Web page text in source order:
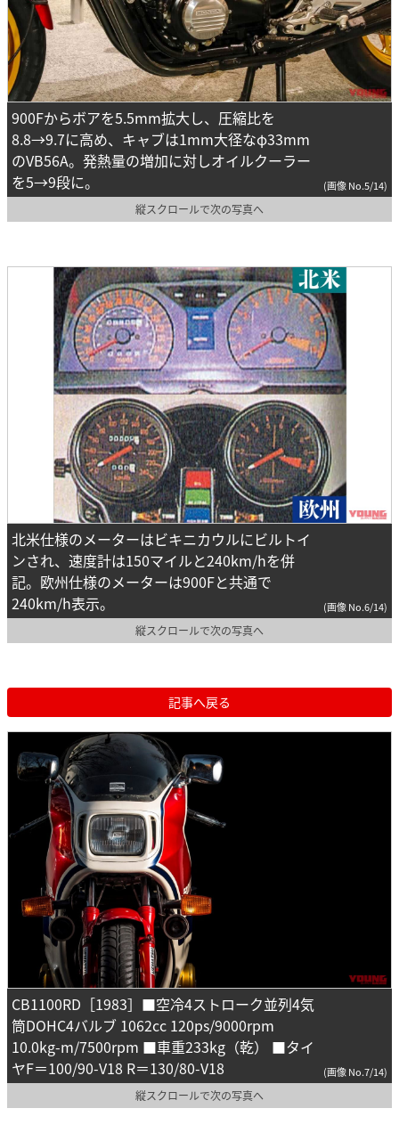
900Fからボアを5.5mm拡大し、圧縮比を
8.8→9.7に高め、キャブは1mm大径なφ33mm
のVB56A。発熱量の増加に対しオイルクーラー
を5→9段に。
(画像 No.5/14)
縦スクロールで次の写真へ
北米仕様のメーターはビキニカウルにビルトイ
ンされ、速度計は150マイルと240km/hを併
記。欧州仕様のメーターは900Fと共通で
240km/h表示。
(画像 No.6/14)
縦スクロールで次の写真へ
記事へ戻る
CB1100RD［1983］■空冷4ストローク並列4気
筒DOHC4バルブ 1062cc 120ps/9000rpm
10.0kg-m/7500rpm ■車重233kg（乾） ■タイ
ヤF＝100/90-V18 R＝130/80-V18
(画像 No.7/14)
縦スクロールで次の写真へ